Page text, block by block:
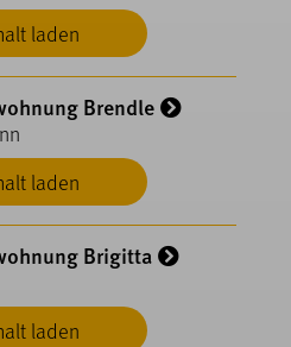
laden
laden
Brendle
laden
Brigitta